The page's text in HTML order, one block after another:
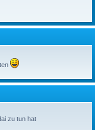
zu tun hat